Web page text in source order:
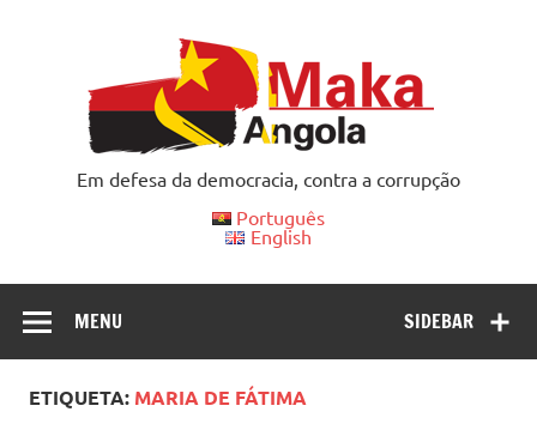
Em defesa da democracia, contra a corrupção
Português
English
SIDEBAR
MENU
ETIQUETA: MARIA DE FÁTIMA